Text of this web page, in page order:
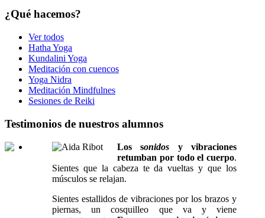
¿Qué hacemos?
Ver todos
Hatha Yoga
Kundalini Yoga
Meditación con cuencos
Yoga Nidra
Meditación Mindfulnes
Sesiones de Reiki
Testimonios de nuestros alumnos
Los sonidos y vibraciones
retumban por todo el cuerpo.
Sientes que la cabeza te da vueltas y que los
músculos se relajan.
Sientes estallidos de vibraciones por los brazos y
piernas, un cosquilleo que va y viene